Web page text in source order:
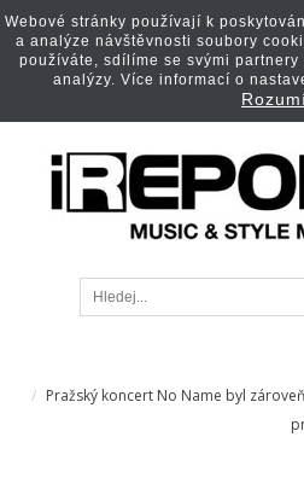
Pražský koncert No Name byl
Webové stránky používají k
a analýze návštěvnosti soubory
používáte, sdílíme se svými
analýzy. Více informací o